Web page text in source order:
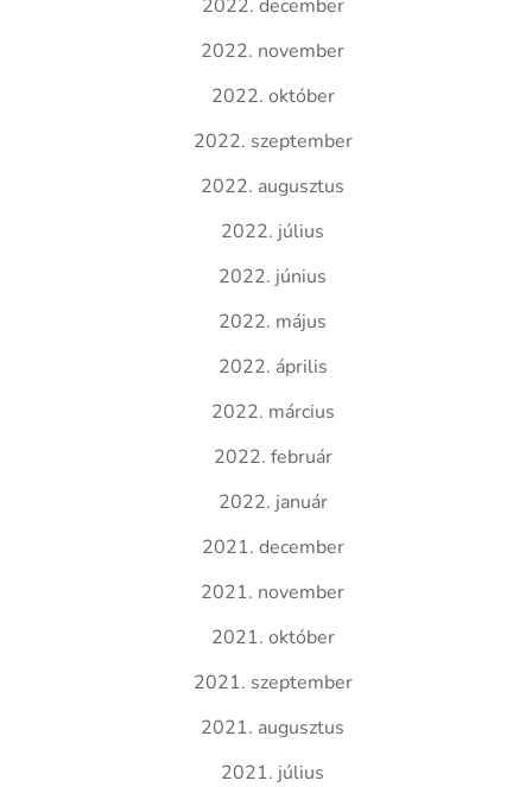
2022. december
2022. november
2022. október
2022. szeptember
2022. augusztus
2022. július
2022. június
2022. május
2022. április
2022. március
2022. február
2022. január
2021. december
2021. november
2021. október
2021. szeptember
2021. augusztus
2021. július